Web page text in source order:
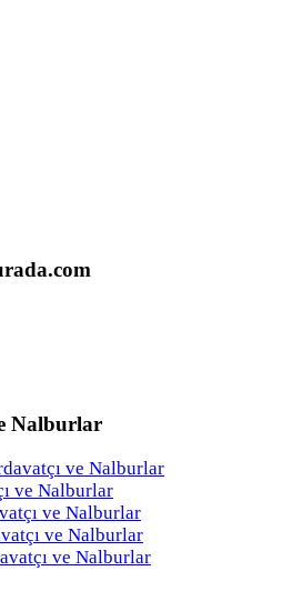
Nalburlar
ve Nalburlar
ve Nalburlar
ve Nalburlar
ve Nalburlar
ve Nalburlar